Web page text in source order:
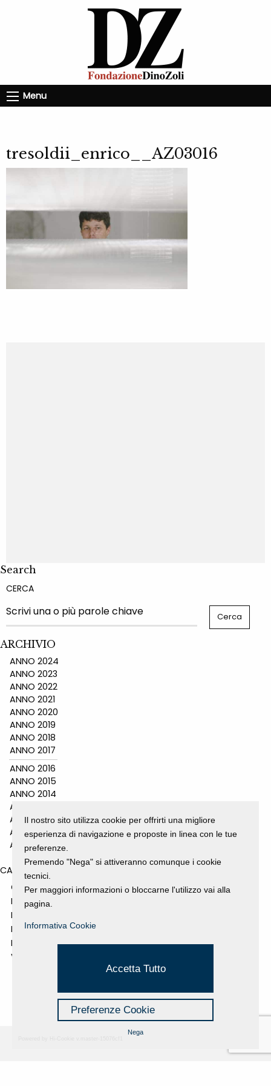
Menu
tresoldii_enrico__AZ03016
Search
CERCA
ARCHIVIO
ANNO 2024
ANNO 2023
ANNO 2022
ANNO 2021
ANNO 2020
ANNO 2019
ANNO 2018
ANNO 2017
ANNO 2016
ANNO 2015
ANNO 2014
ANNO 2011
ANNO 2010
ANNO 2009
ANNO 2008
CATEGORIES
GALLERY
MOSTRE E EVENTI
NEWS
PROGETTI SOSTENUTI
RASSEGNA STAMPA
VIDEO
Il nostro sito utilizza cookie per offrirti una migliore
esperienza di navigazione e proposte in linea con le tue
preferenze.
Premendo "Nega" si attiveranno comunque i cookie
tecnici.
Per maggiori informazioni o bloccarne l'utilizzo vai alla
pagina.
Informativa Cookie
Accetta Tutto
Preferenze Cookie
Nega